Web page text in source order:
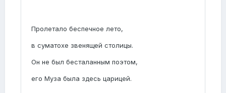
Пролетало беспечное лето,
в суматохе звенящей столицы.
Он не был бесталанным поэтом,
его Муза была здесь царицей.